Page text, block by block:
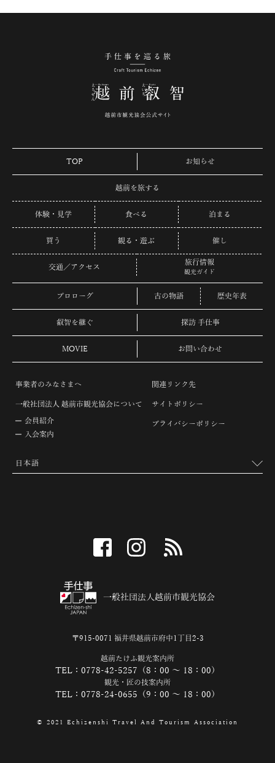
TOP お知らせ
越前を旅する
体験・見学 食べる 泊まる
買う 観る・遊ぶ 催し
交通／アクセス
旅行情報
観光ガイド
プロローグ 古の物語 歴史年表
叡智を継ぐ 探訪 手仕事
MOVIE お問い合わせ
事業者のみなさまへ
一般社団法人 越前市観光協会について
会員紹介
入会案内
関連リンク先
サイトポリシー
プライバシーポリシー
facebook instagram
一般社団法人越前市観光協会
〒915-0071 福井県越前市府中1丁目2-3
越前たけふ観光案内所
TEL：0778-42-5257（8：00 ～ 18：00）
観光・匠の技案内所
TEL：0778-24-0655（9：00 ～ 18：00）
© 2021 Echizenshi Travel And Tourism Association